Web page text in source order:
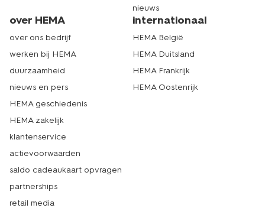
nieuws
over HEMA
over ons bedrijf
werken bij HEMA
duurzaamheid
nieuws en pers
HEMA geschiedenis
HEMA zakelijk
klantenservice
actievoorwaarden
saldo cadeaukaart opvragen
partnerships
retail media
internationaal
HEMA België
HEMA Duitsland
HEMA Frankrijk
HEMA Oostenrijk